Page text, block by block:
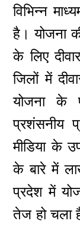
विभिन्न
है। योजना
के लिए
जिलों में
योजना के
प्रशंसनीय
मीडिया के
के बारे में
प्रदेश में
तेज हो चला